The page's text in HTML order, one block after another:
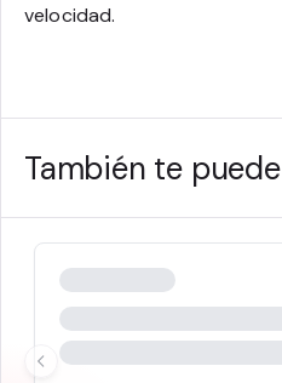
velocidad.
También te